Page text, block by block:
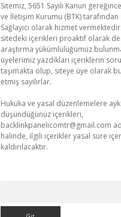
Sitemiz, 5651 Sayılı Kanun
ve İletişim Kurumu (BTK)
Sağlayıcı olarak hizmet
sitedeki içerikleri proaktif olarak
araştırma yükümlülüğümüz
üyelerimiz yazdıkları içeriklerin
taşımakta olup, siteye üye olarak
etmiş sayılırlar.
Hukuka ve yasal düzenlemelere
düşündüğünüz içerikleri,
backlinkpanelicomtr@gmail.com
halinde, ilgili içerikler yasal süre
kaldırılacaktır.